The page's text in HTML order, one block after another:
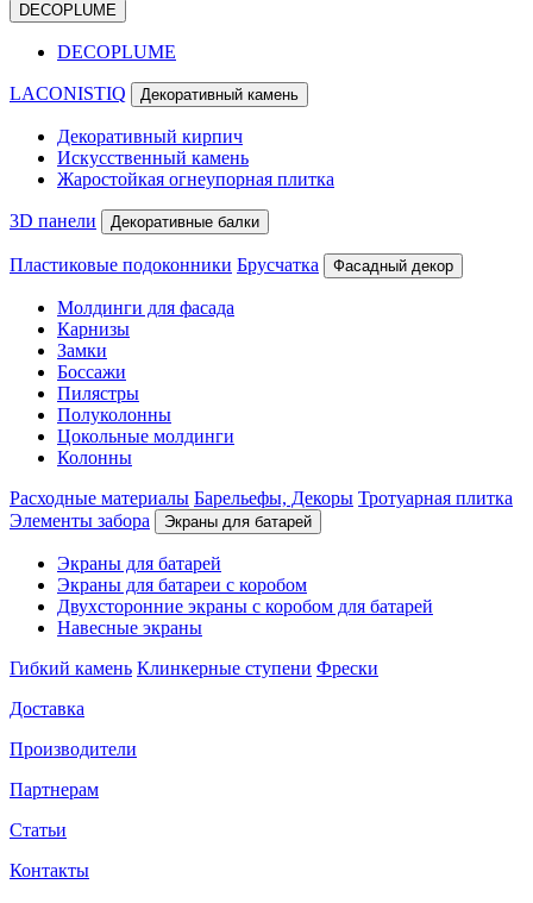
DECOPLUME
DECOPLUME
LACONISTIQ Декоративный камень
Декоративный кирпич
Искусственный камень
Жаростойкая огнеупорная плитка
3D панели Декоративные балки
Пластиковые подоконники Брусчатка Фасадный декор
Молдинги для фасада
Карнизы
Замки
Боссажи
Пилястры
Полуколонны
Цокольные молдинги
Колонны
Расходные материалы Барельефы, Декоры Тротуарная плитка
Элементы забора
Экраны для батарей
Экраны для батарей
Экраны для батареи с коробом
Двухсторонние экраны с коробом для батарей
Навесные экраны
Гибкий камень Клинкерные ступени Фрески
Доставка
Производители
Партнерам
Статьи
Контакты